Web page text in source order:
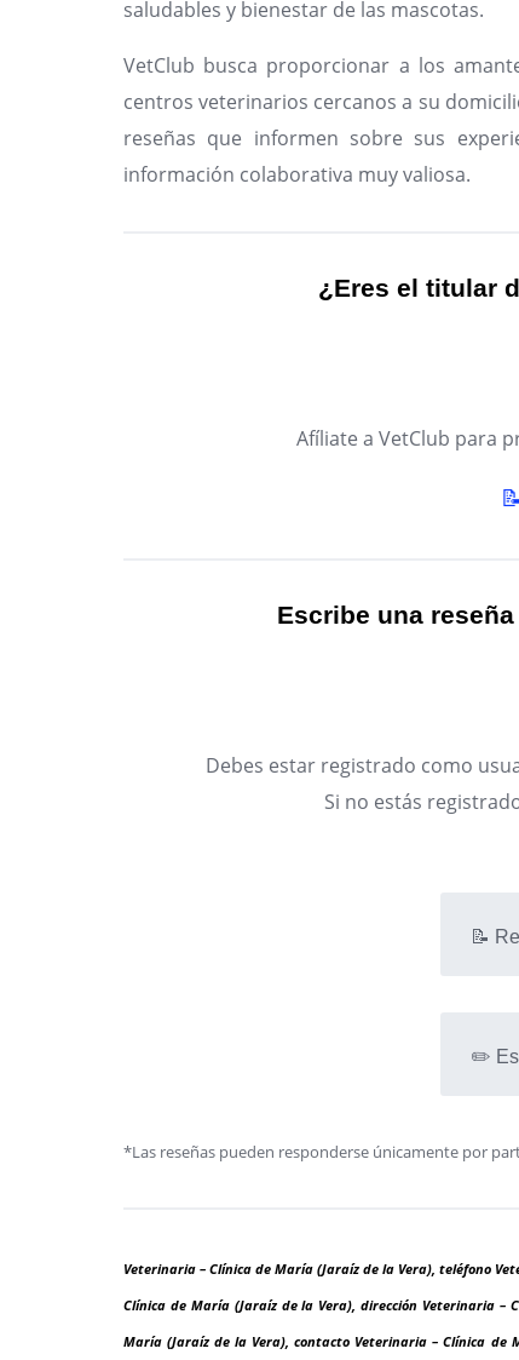
saludables y bienestar de las mascotas.
VetClub busca proporcionar a los
centros veterinarios cercanos a su
reseñas que informen sobre sus
información colaborativa muy valiosa.
¿Eres el titular
Afíliate a VetClub para
Escribe una
Debes estar registrado como
Si no estás
📝
✏️
*Las reseñas pueden responderse únicamente por
Veterinaria – Clínica de María (Jaraíz de la Vera), teléfono
Clínica de María (Jaraíz de la Vera), dirección Veterinaria –
María (Jaraíz de la Vera), contacto Veterinaria – Clínica